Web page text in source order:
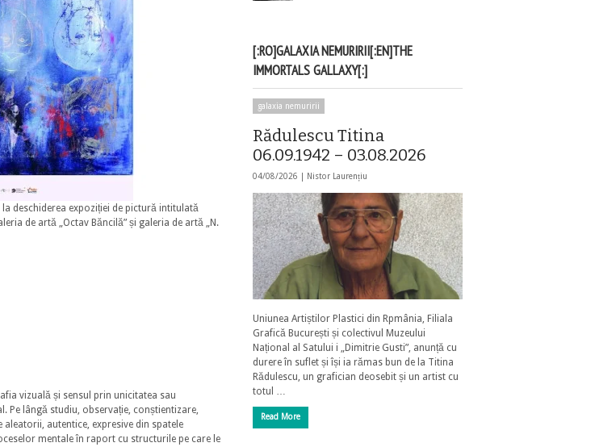
deschiderea expoziției de pictură intitulată
de artă „Octav Băncilă” și galeria de artă „N.
vizuală și sensul prin unicitatea sau
Pe lângă studiu, observație, conștientizare,
autentice, expresive din spatele
mentale în raport cu structurile pe care le
[:RO]GALAXIA NEMURIRII[:EN]THE
IMMORTALS GALLAXY[:]
galaxia nemuririi
Rădulescu Titina
06.09.1942 – 03.08.2026
04/08/2026 | Nistor Laurențiu
Uniunea Artiștilor Plastici din Rpmânia, Filiala
Grafică București și colectivul Muzeului
Național al Satului i „Dimitrie Gusti”, anunță cu
durere în suflet și își ia rămas bun de la Titina
Rădulescu, un grafician deosebit și un artist cu
totul …
Read More